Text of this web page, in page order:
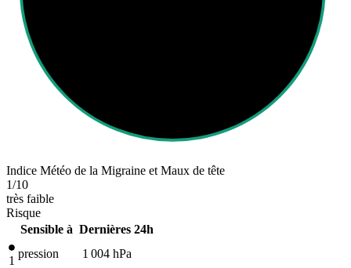
Indice Météo de la Migraine et Maux de tête
1/10
très faible
Risque
Sensible à Dernières 24h
1
pression 1 004 hPa